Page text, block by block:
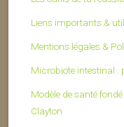
Liens importants &
Mentions légales &
Microbiote intestinal
Modèle de santé
Clayton